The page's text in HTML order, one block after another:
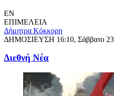
EN
ΕΠΙΜΕΛΕΙΑ
Δήμητρα Κόκκορη
ΔΗΜΟΣΙΕΥΣΗ 16:10, Σάββατο
Διεθνή Νέα